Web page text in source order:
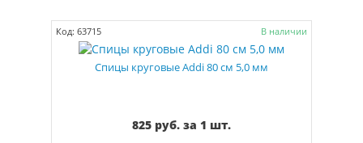
Код: 63715 В наличии
Спицы круговые Addi 80 см 5,0 мм
825 руб. за 1 шт.